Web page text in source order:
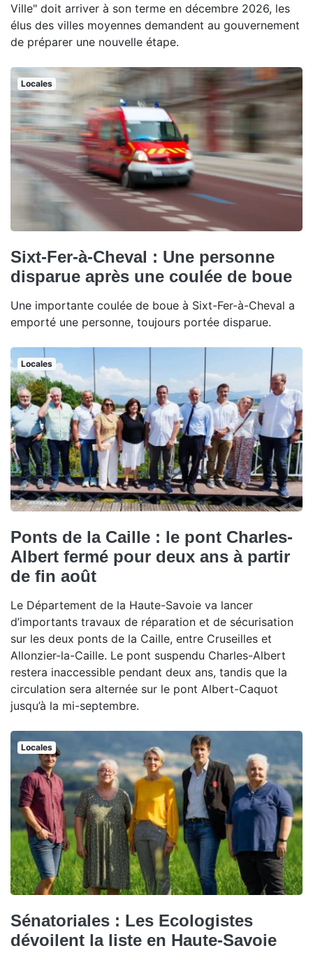
Ville" doit arriver à son terme en décembre 2026, les
élus des villes moyennes demandent au gouvernement
de préparer une nouvelle étape.
Locales
Sixt-Fer-à-Cheval : Une personne
disparue après une coulée de boue
Une importante coulée de boue à Sixt-Fer-à-Cheval a
emporté une personne, toujours portée disparue.
Locales
Ponts de la Caille : le pont Charles-
Albert fermé pour deux ans à partir
de fin août
Le Département de la Haute-Savoie va lancer
d’importants travaux de réparation et de sécurisation
sur les deux ponts de la Caille, entre Cruseilles et
Allonzier-la-Caille. Le pont suspendu Charles-Albert
restera inaccessible pendant deux ans, tandis que la
circulation sera alternée sur le pont Albert-Caquot
jusqu’à la mi-septembre.
Locales
Sénatoriales : Les Ecologistes
dévoilent la liste en Haute-Savoie